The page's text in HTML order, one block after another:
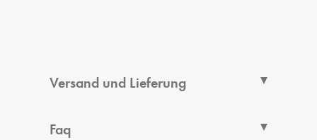
Versand und Lieferung
Faq